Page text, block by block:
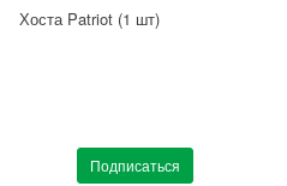
Хоста Patriot (1 шт)
Подписаться